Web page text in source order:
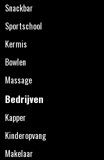
Snackbar
Sportschool
Kermis
Bowlen
Massage
Bedrijven
Kapper
Kinderopvang
Makelaar